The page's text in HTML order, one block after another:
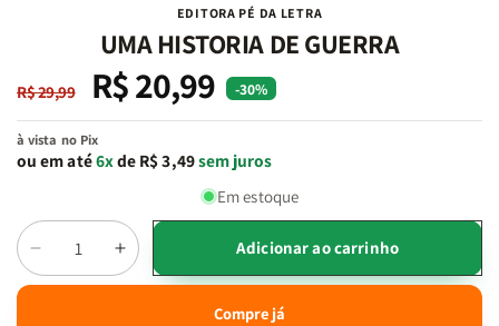
EDITORA PÉ DA LETRA
UMA HISTORIA DE GUERRA
Preço
normal
R$ 29,99
Preço
promocional
R$ 20,99 -30%
à vista no Pix
ou em até6xde R$ 3,49sem juros
Em estoque
Quantidade
Diminuir
a
Aumentar
a
quantidade
Adicionar ao carrinho
Compre já